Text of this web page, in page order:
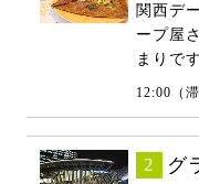
関西デ
ープ屋
まりで
12:00（
2 グ